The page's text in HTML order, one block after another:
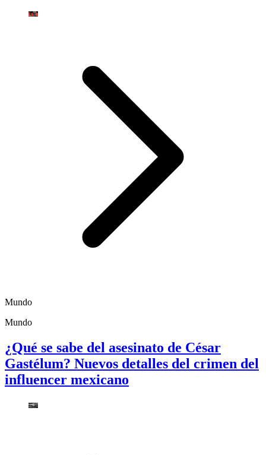
Mundo
Mundo
¿Qué se sabe del asesinato de César
Gastélum? Nuevos detalles del crimen del
influencer mexicano